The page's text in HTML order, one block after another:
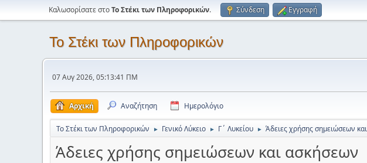
Καλωσορίσατε στοΤο Στέκι των Πληροφορικών. Σύνδεση Εγγραφή
Το Στέκι των Πληροφορικών
07 Αυγ 2026, 05:13:41 ΠΜ
Αρχική Αναζήτηση Ημερολόγιο
Το Στέκι των Πληροφορικών ► Γενικό Λύκειο ► Γ΄ Λυκείου ► Άδειες χρήσης σημειώσεων
Άδειες χρήσης σημειώσεων και ασκήσεων